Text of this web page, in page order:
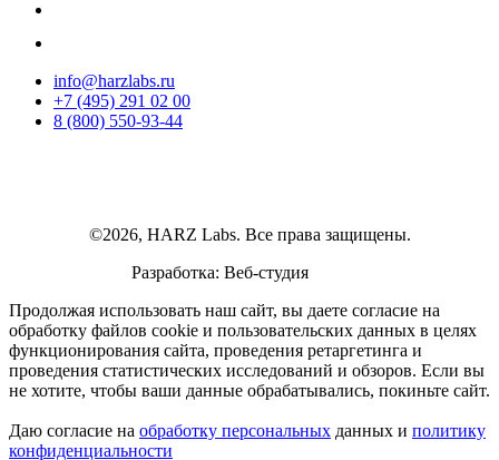
info@harzlabs.ru
+7 (495) 291 02 00
8 (800) 550-93-44
©2026, HARZ Labs. Все права защищены.
Разработка: Веб-студия
Продолжая использовать наш сайт, вы даете согласие на
обработку файлов cookie и пользовательских данных в целях
функционирования сайта, проведения ретаргетинга и
проведения статистических исследований и обзоров. Если вы
не хотите, чтобы ваши данные обрабатывались, покиньте сайт.
Даю согласие на обработку персональных данных и политику
конфиденциальности